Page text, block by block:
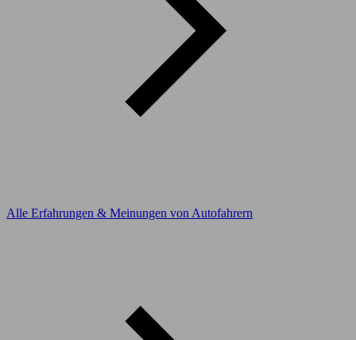
Alle Erfahrungen & Meinungen von Autofahrern